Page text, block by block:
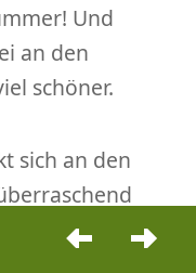
Beitrags-
Navigation
Und
an den
schöner.
sich an den